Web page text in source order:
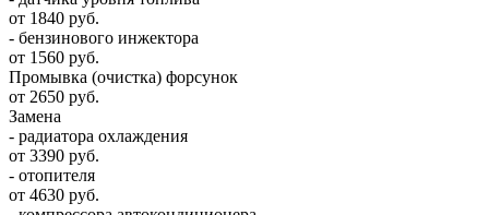
от 1840 руб.
- бензинового инжектора
от 1560 руб.
Промывка (очистка) форсунок
от 2650 руб.
Замена
- радиатора охлаждения
от 3390 руб.
- отопителя
от 4630 руб.